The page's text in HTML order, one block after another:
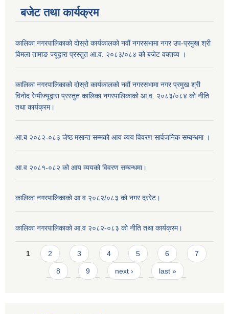
बजेट तथा कार्यक्रम
कालिका नगरपालिकाको दोस्रो कार्यकालको नवौं नगरसभामा नगर उप-प्रमुख श्री
विमला तामाङ ज्यूद्वारा प्रस्तुत आ.व. २०८३/०८४ को बजेट वक्तव्य ।
कालिका नगरपालिकाको दोस्रो कार्यकालको नवौं नगरसभामा नगर प्रमुख श्री
विनोद रेग्मीज्यूद्वारा प्रस्तुत कालिका नगरपालिकाको आ.व. २०८३/०८४ को नीति
तथा कार्यक्रम।
आ.ब २०८२-०८३ जेष्ठ मसान्त सम्मको आय व्यय विवरण सार्वजनिक सम्बन्धमा ।
आ.व २०८१-०८२ को आय व्ययको विवरण सम्बन्धमा।
कालिका नगरपालिकाको आ.व २०८२/०८३ को नगर दररेट।
कालिका नगरपालिकाको आ.व २०८२-०८३ को नीति तथा कार्यक्रम।
Pages
1 2 3 4 5 6 7
8 9 next › last »